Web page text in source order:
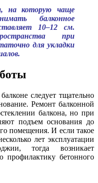
на которую чаще
балконное
10–12 см.
при
для укладки
следует тщательно
Ремонт балконной
балкона, но при
подъем основания до
помещения. И если такое
лет эксплуатации
тогда возникает
профилактику бетонного